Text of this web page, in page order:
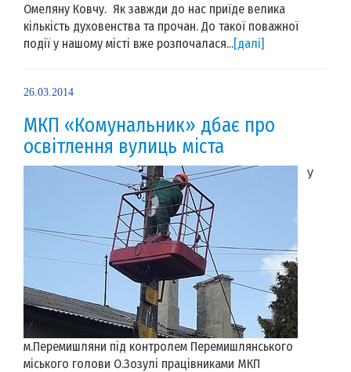
Омеляну Ковчу. Як завжди до нас приїде велика
кількість духовенства та прочан. До такої поважної
події у нашому місті вже розпочалася...[далі]
26.03.2014
МКП «Комунальник» дбає про
освітлення вулиць міста
У
м.Перемишляни під контролем Перемишлянського
міського голови О.Зозулі працівниками МКП